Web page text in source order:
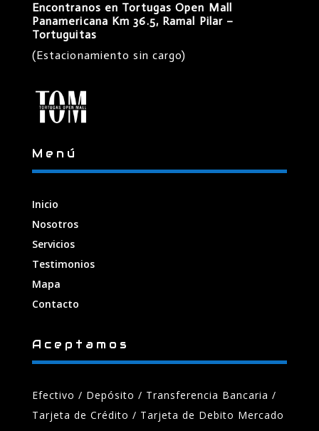
Encontranos en Tortugas Open Mall
Panamericana Km 36.5, Ramal Pilar –
Tortuguitas
(Estacionamiento sin cargo)
Menú
Inicio
Nosotros
Servicios
Testimonios
Mapa
Contacto
Aceptamos
Efectivo / Depósito / Transferencia Bancaria /
Tarjeta de Crédito / Tarjeta de Debito Mercado